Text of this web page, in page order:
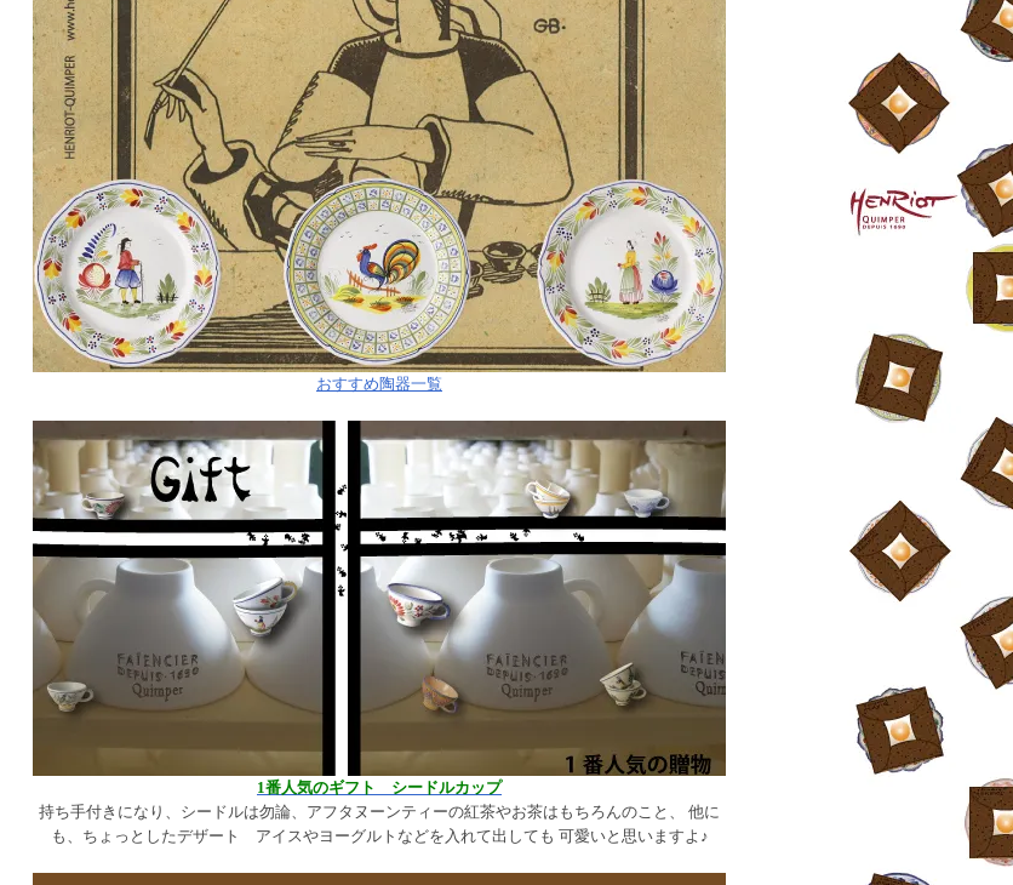
おすすめ陶器一覧
1番人気のギフト シードルカップ
持ち手付きになり、シードルは勿論、アフタヌーンティーの紅茶やお茶はもちろんのこと、 他に
も、ちょっとしたデザート アイスやヨーグルトなどを入れて出しても 可愛いと思いますよ♪